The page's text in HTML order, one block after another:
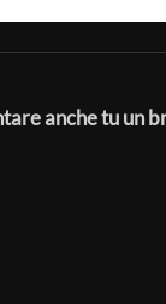
anche tu un